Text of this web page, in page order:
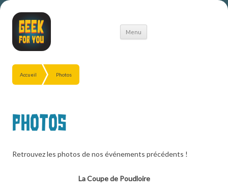
Menu
Aller
Accueil Photos
Photos
Retrouvez les photos de nos événements précédents !
La Coupe de Poudloire